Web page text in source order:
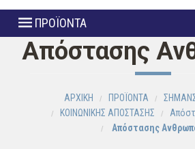
ΠΡΟΪΟΝΤΑ
Απόστασης
ΑΡΧΙΚΗ ΠΡΟΪΟΝΤΑ
ΚΟΙΝΩΝΙΚΗΣ ΑΠΟΣΤΑΣΗΣ
Απόστασης